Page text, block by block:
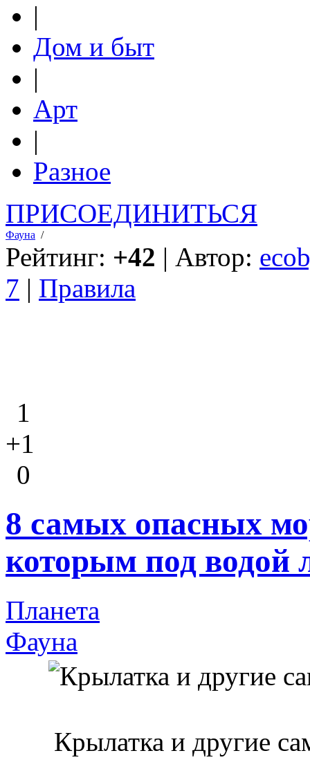
|
Дом и быт
|
Арт
|
Разное
ПРИСОЕДИНИТЬСЯ
Фауна /
Рейтинг: +42 | Автор:
7 | Правила
1
+1
0
8 самых опасных
которым под водой
Планета
Фауна
Крылатка и другие